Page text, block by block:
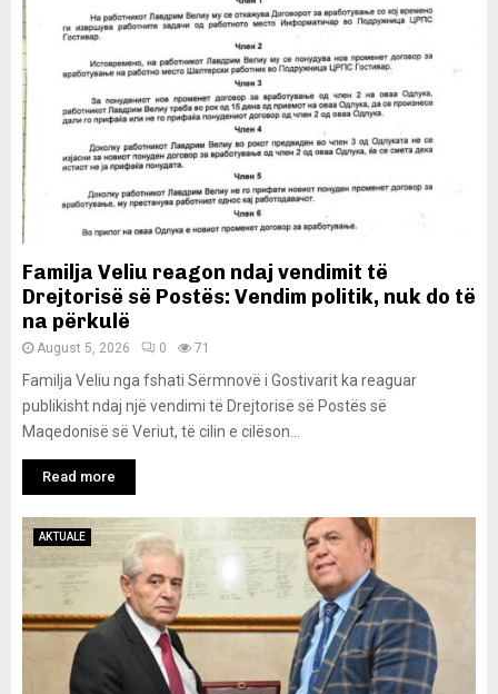
Familja Veliu reagon ndaj vendimit të
Drejtorisë së Postës: Vendim politik, nuk do të
na përkulë
August 5, 2026 0 71
Familja Veliu nga fshati Sërmnovë i Gostivarit ka reaguar
publikisht ndaj një vendimi të Drejtorisë së Postës së
Maqedonisë së Veriut, të cilin e cilëson...
Read more
AKTUALE